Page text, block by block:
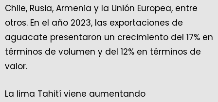
Chile, Rusia, Armenia y la Unión Europea, entre
otros. En el año 2023, las exportaciones de
aguacate presentaron un crecimiento del 17% en
términos de volumen y del 12% en términos de
valor.
La lima Tahití viene aumentando